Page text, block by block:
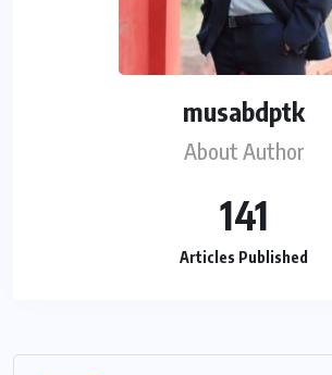
musabdptk
About Author
141
Articles Published